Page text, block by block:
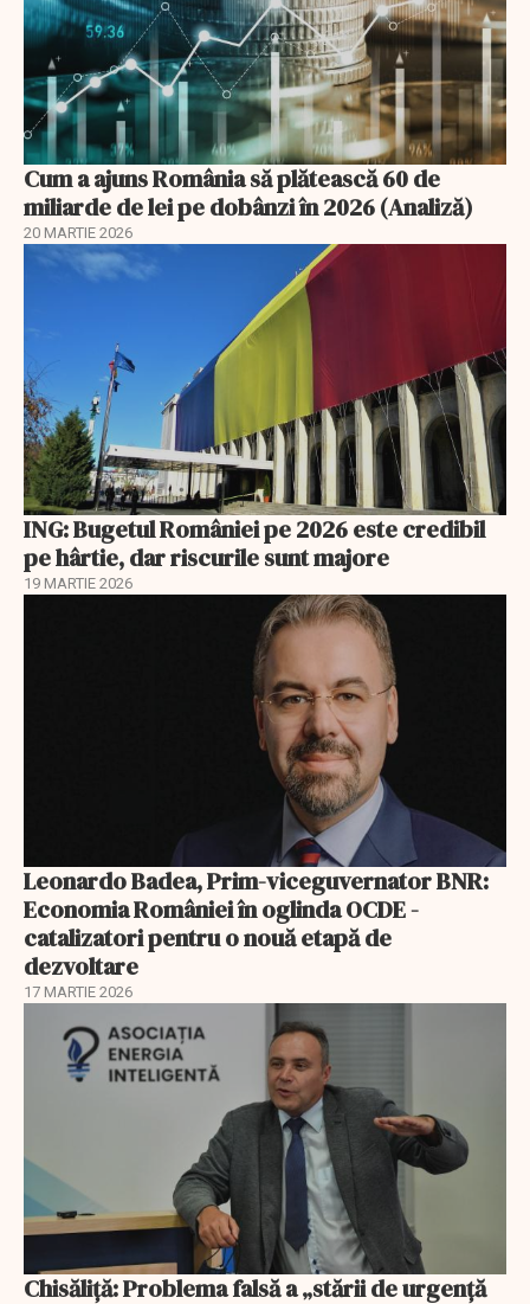
Cum a ajuns România să plătească 60 de
miliarde de lei pe dobânzi în 2026 (Analiză)
20 MARTIE 2026
ING: Bugetul României pe 2026 este credibil
pe hârtie, dar riscurile sunt majore
19 MARTIE 2026
Leonardo Badea, Prim-viceguvernator BNR:
Economia României în oglinda OCDE -
catalizatori pentru o nouă etapă de
dezvoltare
17 MARTIE 2026
Chisăliță: Problema falsă a „stării de urgență